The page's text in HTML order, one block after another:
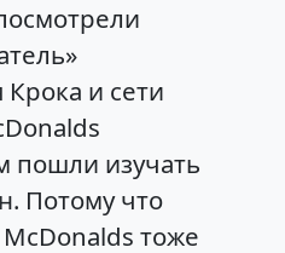
Крока и сети
пошли изучать
Потому что
McDonalds тоже